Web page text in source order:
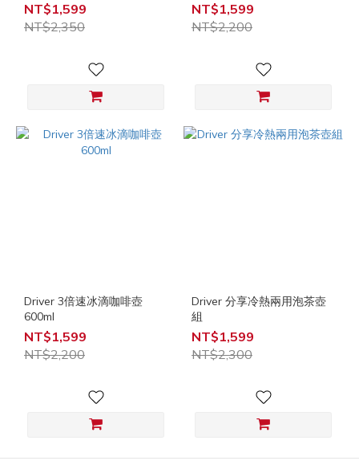
NT$1,599
NT$2,350
NT$1,599
NT$2,200
Driver 3倍速冰滴咖啡壺
600ml
NT$1,599
NT$2,200
Driver 分享冷熱兩用泡茶壺
組
NT$1,599
NT$2,300